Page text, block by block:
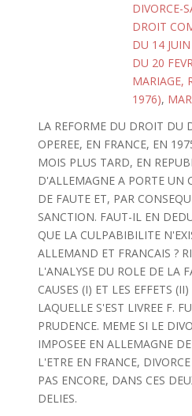
DIVORCE-
DROIT
DU 14
DU 20
MARIAGE,
1976),
LA REFORME DU DROIT DU
OPEREE, EN FRANCE, EN
MOIS PLUS TARD, EN
D'ALLEMAGNE A PORTE UN
DE FAUTE ET, PAR
SANCTION. FAUT-IL EN
QUE LA CULPABIBILITE
ALLEMAND ET FRANCAIS ?
L'ANALYSE DU ROLE DE LA
CAUSES (I) ET LES EFFETS
LAQUELLE S'EST LIVREE F.
PRUDENCE. MEME SI LE
IMPOSEE EN ALLEMAGNE
L'ETRE EN FRANCE,
PAS ENCORE, DANS CES
DELIES.